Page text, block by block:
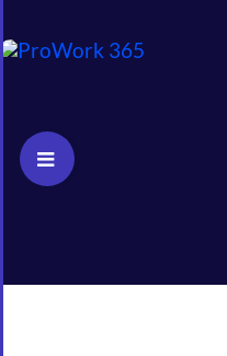
to
Toggle
Sliding